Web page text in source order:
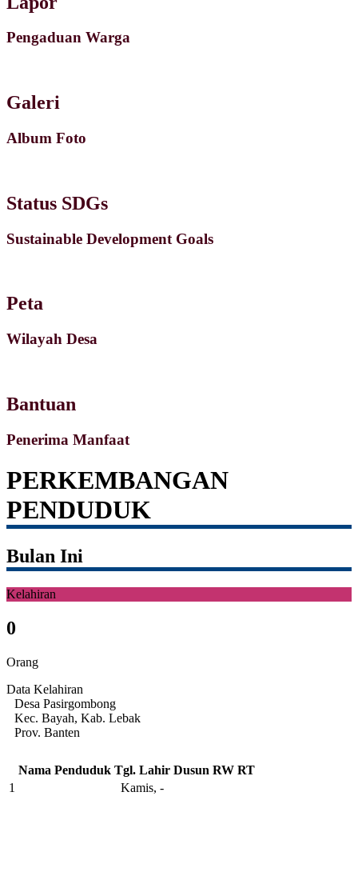
Pengaduan Warga
Galeri
Album Foto
Status SDGs
Sustainable Development Goals
Peta
Wilayah Desa
Bantuan
Penerima Manfaat
PERKEMBANGAN
PENDUDUK
Bulan Ini
Kelahiran
0
Orang
Data Kelahiran
Desa Pasirgombong
Kec. Bayah, Kab. Lebak
Prov. Banten
Nama Penduduk Tgl. Lahir Dusun RW RT
1
Kamis, -